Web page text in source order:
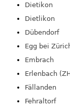
Dietikon
Dietlikon
Dübendorf
Egg bei
Embrach
Erlenbach
Fällanden
Fehraltorf